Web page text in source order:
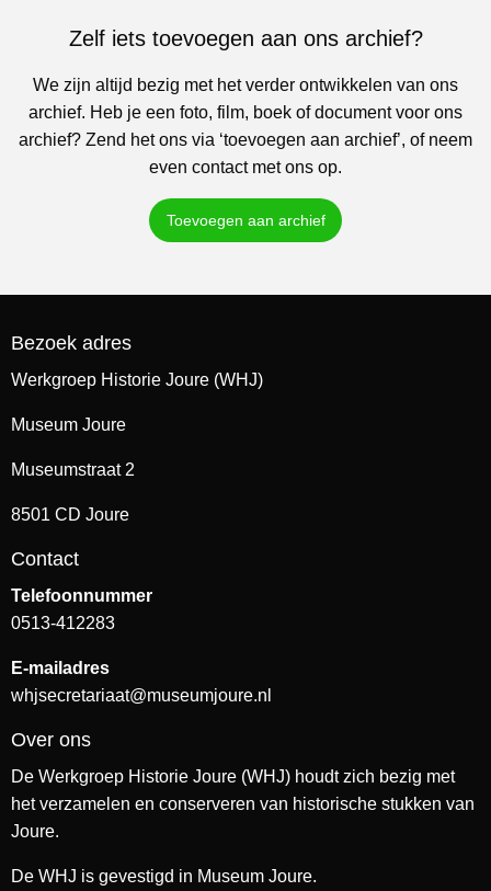
Zelf iets toevoegen aan ons archief?
We zijn altijd bezig met het verder ontwikkelen van ons
archief. Heb je een foto, film, boek of document voor ons
archief? Zend het ons via ‘toevoegen aan archief’, of neem
even contact met ons op.
Toevoegen aan archief
Bezoek adres
Werkgroep Historie Joure (WHJ)
Museum Joure
Museumstraat 2
8501 CD Joure
Contact
Telefoonnummer
0513-412283
E-mailadres
whjsecretariaat@museumjoure.nl
Over ons
De Werkgroep Historie Joure (WHJ) houdt zich bezig met
het verzamelen en conserveren van historische stukken van
Joure.
De WHJ is gevestigd in Museum Joure.